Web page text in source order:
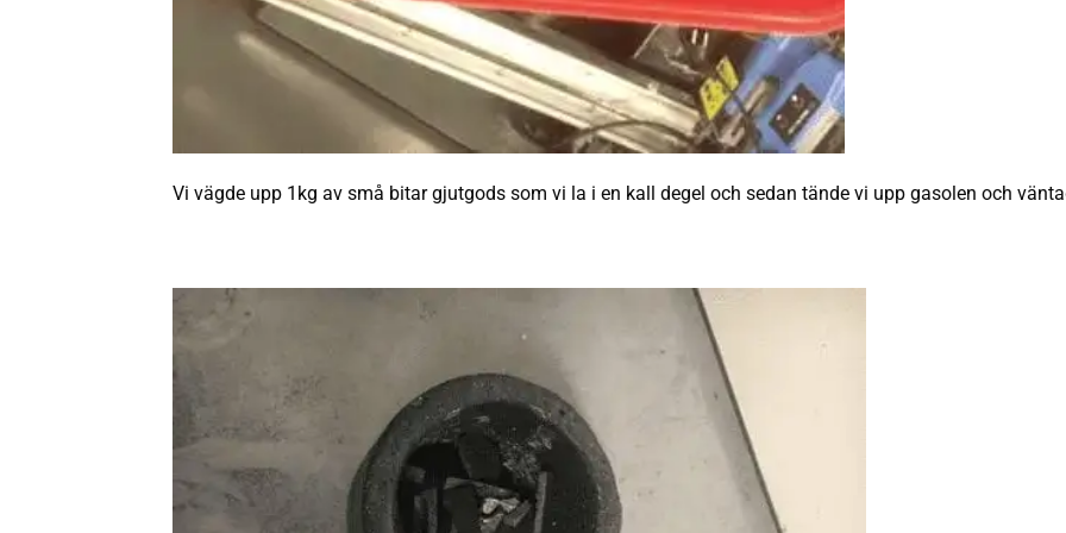
Vi vägde upp 1kg av små bitar gjutgods som vi la i en kall degel och sedan tände vi upp gasolen och